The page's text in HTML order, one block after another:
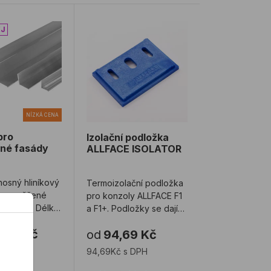
fasády
odvětrané fasády
NÍZKÁ CENA
fasády
hliníkový
zavěšené
fasády. Délka
Kč
DPH
Izolační podložka
ALLFACE ISOLATOR
Termoizolační podložka
pro konzoly ALLFACE F1
a F1+. Podložky se dají
objed ...
od 94,69 Kč
94,69Kč s DPH